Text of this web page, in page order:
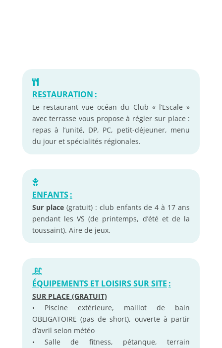
RESTAURATION :
Le restaurant vue océan du Club « l’Escale »
avec terrasse vous propose à régler sur place :
repas à l’unité, DP, PC, petit-déjeuner, menu
du jour et spécialités régionales.
ENFANTS:
Sur place(gratuit) : club enfants de 4 à 17 ans
pendant les VS (de printemps, d’été et de la
toussaint). Aire de jeux.
ÉQUIPEMENTS ET LOISIRS SUR SITE :
SUR PLACE (GRATUIT)
• Piscine extérieure, maillot de bain
OBLIGATOIRE (pas de short), ouverte à partir
d’avril selon météo
• Salle de fitness, pétanque, terrain